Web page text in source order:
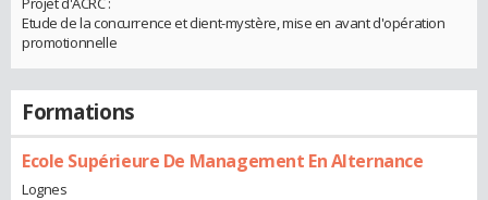
Etude de la concurrence et client-mystère, mise en avant d'opération
promotionnelle
Formations
Ecole Supérieure De Management En Alternance
Lognes